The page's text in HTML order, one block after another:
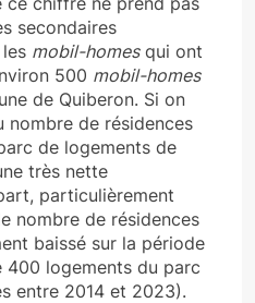
secondaires
mobil-homesqui ont
500 mobil-homes
de Quiberon. Si on
nombre de résidences
de logements de
très nette
particulièrement
nombre de résidences
baissé sur la période
logements du parc
entre 2014 et 2023).